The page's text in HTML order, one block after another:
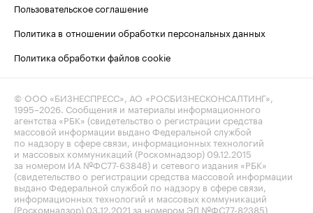
Пользовательское соглашение
Политика в отношении обработки персональных данных
Политика обработки файлов cookie
© ООО «БИЗНЕСПРЕСС», АО «РОСБИЗНЕСКОНСАЛТИНГ»,
1995–2026. Сообщения и материалы информационного
агентства «РБК» (свидетельство о регистрации средства
массовой информации выдано Федеральной службой
по надзору в сфере связи, информационных технологий
и массовых коммуникаций (Роскомнадзор) 09.12.2015
за номером ИА №ФС77-63848) и сетевого издания «РБК»
(свидетельство о регистрации средства массовой информации
выдано Федеральной службой по надзору в сфере связи,
информационных технологий и массовых коммуникаций
(Роскомнадзор) 03.12.2021 за номером ЭЛ №ФС77-82385)